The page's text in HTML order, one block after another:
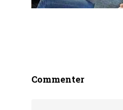
Commenter